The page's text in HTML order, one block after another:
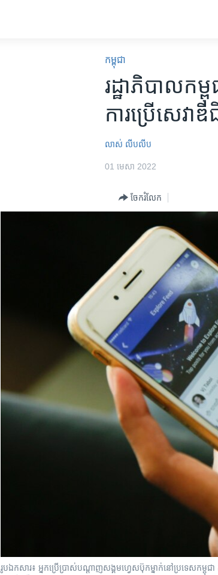
កម្ពុជា
រដ្ឋាភិបាល​កម្
ការ​ប្រើ​សេវា​
លាស់ លីបលីប
01 មេសា 2022
ចែករំលែក
រូប​ឯកសារ៖ អ្នក​ប្រើប្រាស់​បណ្តាញ​សង្គម​ហ្វេសប៊ុក​ម្នាក់​នៅ​ប្រទេស​កម្